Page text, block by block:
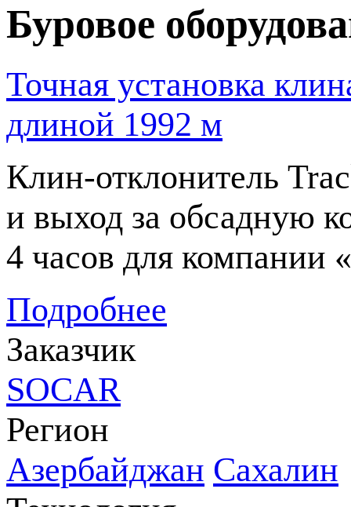
Буровое
Точная установка
длиной 1992 м
Клин-отклонитель
и выход за обсадную
4 часов для компании
Подробнее
Заказчик
SOCAR
Регион
Азербайджан Сахалин